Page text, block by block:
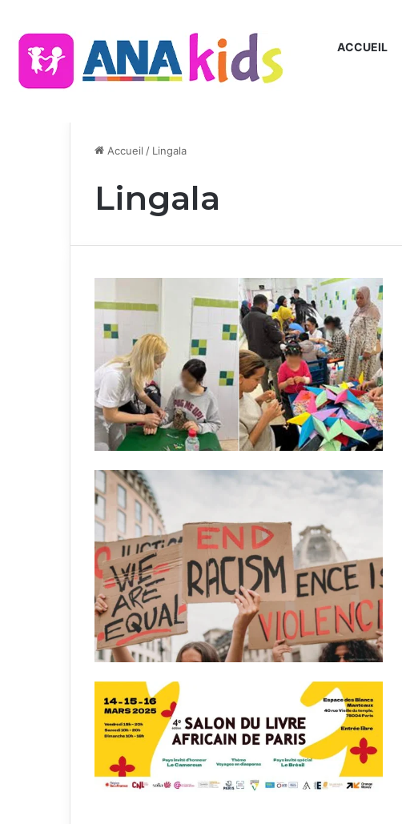
ACCUEIL
Accueil / Lingala
Lingala